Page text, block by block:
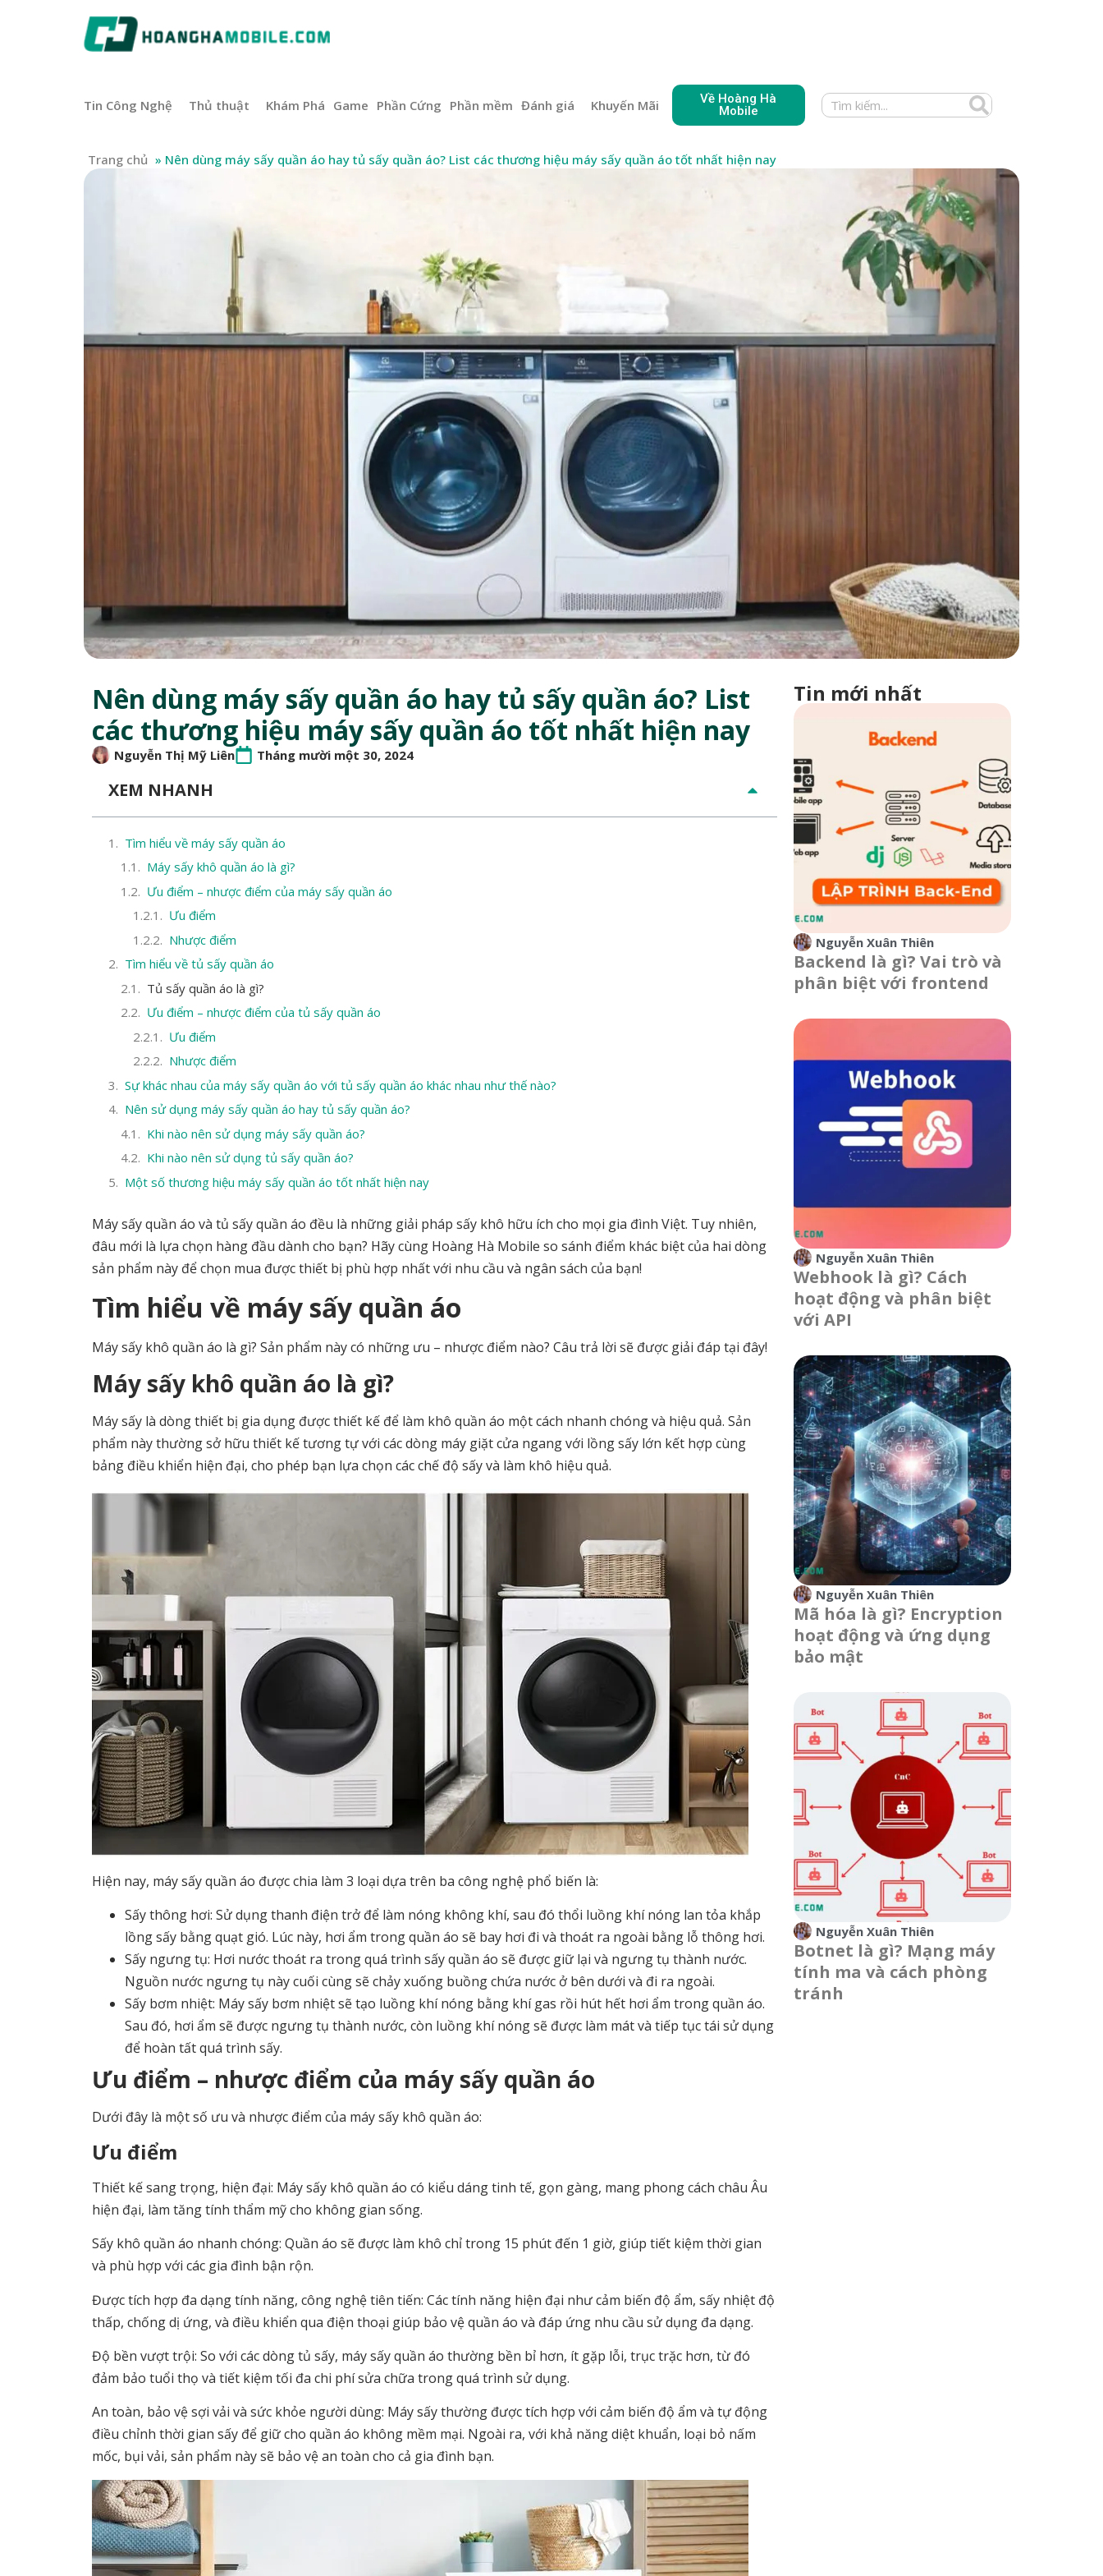
Tin Công Nghệ Thủ thuật Khám Phá Game Phần Cứng Phần mềm Đánh giá Khuyến Mãi
Về Hoàng Hà
Mobile
Trang chủ » Nên dùng máy sấy quần áo hay tủ sấy quần áo? List các thương hiệu máy sấy quần áo tốt nhất hiện nay
Nên dùng máy sấy quần áo hay tủ sấy quần áo? List
các thương hiệu máy sấy quần áo tốt nhất hiện nay
Nguyễn Thị Mỹ Liên Tháng mười một 30, 2024
XEM NHANH
Tìm hiểu về máy sấy quần áo
Máy sấy khô quần áo là gì?
Ưu điểm – nhược điểm của máy sấy quần áo
Ưu điểm
Nhược điểm
Tìm hiểu về tủ sấy quần áo
Tủ sấy quần áo là gì?
Ưu điểm – nhược điểm của tủ sấy quần áo
Ưu điểm
Nhược điểm
Sự khác nhau của máy sấy quần áo với tủ sấy quần áo khác nhau như thế nào?
Nên sử dụng máy sấy quần áo hay tủ sấy quần áo?
Khi nào nên sử dụng máy sấy quần áo?
Khi nào nên sử dụng tủ sấy quần áo?
Một số thương hiệu máy sấy quần áo tốt nhất hiện nay
Máy sấy quần áo và tủ sấy quần áo đều là những giải pháp sấy khô hữu ích cho mọi gia đình Việt. Tuy nhiên,
đâu mới là lựa chọn hàng đầu dành cho bạn? Hãy cùng Hoàng Hà Mobile so sánh điểm khác biệt của hai dòng
sản phẩm này để chọn mua được thiết bị phù hợp nhất với nhu cầu và ngân sách của bạn!
Tìm hiểu về máy sấy quần áo
Máy sấy khô quần áo là gì? Sản phẩm này có những ưu – nhược điểm nào? Câu trả lời sẽ được giải đáp tại đây!
Máy sấy khô quần áo là gì?
Máy sấy là dòng thiết bị gia dụng được thiết kế để làm khô quần áo một cách nhanh chóng và hiệu quả. Sản
phẩm này thường sở hữu thiết kế tương tự với các dòng máy giặt cửa ngang với lồng sấy lớn kết hợp cùng
bảng điều khiển hiện đại, cho phép bạn lựa chọn các chế độ sấy và làm khô hiệu quả.
Hiện nay, máy sấy quần áo được chia làm 3 loại dựa trên ba công nghệ phổ biến là:
Sấy thông hơi: Sử dụng thanh điện trở để làm nóng không khí, sau đó thổi luồng khí nóng lan tỏa khắp
lồng sấy bằng quạt gió. Lúc này, hơi ẩm trong quần áo sẽ bay hơi đi và thoát ra ngoài bằng lỗ thông hơi.
Sấy ngưng tụ: Hơi nước thoát ra trong quá trình sấy quần áo sẽ được giữ lại và ngưng tụ thành nước.
Nguồn nước ngưng tụ này cuối cùng sẽ chảy xuống buồng chứa nước ở bên dưới và đi ra ngoài.
Sấy bơm nhiệt: Máy sấy bơm nhiệt sẽ tạo luồng khí nóng bằng khí gas rồi hút hết hơi ẩm trong quần áo.
Sau đó, hơi ẩm sẽ được ngưng tụ thành nước, còn luồng khí nóng sẽ được làm mát và tiếp tục tái sử dụng
để hoàn tất quá trình sấy.
Ưu điểm – nhược điểm của máy sấy quần áo
Dưới đây là một số ưu và nhược điểm của máy sấy khô quần áo:
Ưu điểm
Thiết kế sang trọng, hiện đại: Máy sấy khô quần áo có kiểu dáng tinh tế, gọn gàng, mang phong cách châu Âu
hiện đại, làm tăng tính thẩm mỹ cho không gian sống.
Sấy khô quần áo nhanh chóng: Quần áo sẽ được làm khô chỉ trong 15 phút đến 1 giờ, giúp tiết kiệm thời gian
và phù hợp với các gia đình bận rộn.
Được tích hợp đa dạng tính năng, công nghệ tiên tiến: Các tính năng hiện đại như cảm biến độ ẩm, sấy nhiệt độ
thấp, chống dị ứng, và điều khiển qua điện thoại giúp bảo vệ quần áo và đáp ứng nhu cầu sử dụng đa dạng.
Độ bền vượt trội: So với các dòng tủ sấy, máy sấy quần áo thường bền bỉ hơn, ít gặp lỗi, trục trặc hơn, từ đó
đảm bảo tuổi thọ và tiết kiệm tối đa chi phí sửa chữa trong quá trình sử dụng.
An toàn, bảo vệ sợi vải và sức khỏe người dùng: Máy sấy thường được tích hợp với cảm biến độ ẩm và tự động
điều chỉnh thời gian sấy để giữ cho quần áo không mềm mại. Ngoài ra, với khả năng diệt khuẩn, loại bỏ nấm
mốc, bụi vải, sản phẩm này sẽ bảo vệ an toàn cho cả gia đình bạn.
Tin mới nhất
Nguyễn Xuân Thiên
Backend là gì? Vai trò và
phân biệt với frontend
Nguyễn Xuân Thiên
Webhook là gì? Cách
hoạt động và phân biệt
với API
Nguyễn Xuân Thiên
Mã hóa là gì? Encryption
hoạt động và ứng dụng
bảo mật
Nguyễn Xuân Thiên
Botnet là gì? Mạng máy
tính ma và cách phòng
tránh